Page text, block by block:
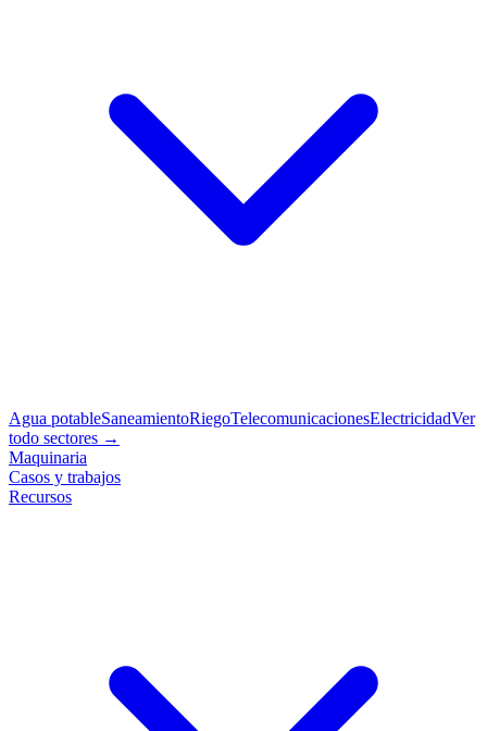
Agua potableSaneamientoRiegoTelecomunicacionesElectricidadVer
todo sectores →
Maquinaria
Casos y trabajos
Recursos